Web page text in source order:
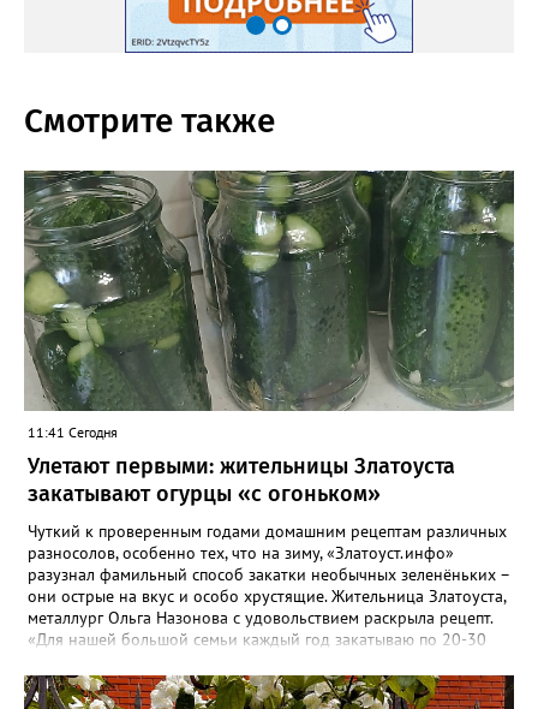
Смотрите также
11:41 Сегодня
Улетают первыми: жительницы Златоуста
закатывают огурцы «с огоньком»
Чуткий к проверенным годами домашним рецептам различных
разносолов, особенно тех, что на зиму, «Златоуст.инфо»
разузнал фамильный способ закатки необычных зеленёньких –
они острые на вкус и особо хрустящие. Жительница Златоуста,
металлург Ольга Назонова с удовольствием раскрыла рецепт.
«Для нашей большой семьи каждый год закатываю по 20-30
улетают со стола первыми, а гости неизменно просят рецепт, -
отметила Ольга. – Несмотря на это неласковое лето, парники